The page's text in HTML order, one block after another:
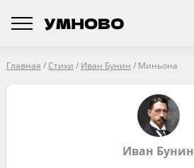
Главная /Стихи / Иван Бунин / Миньона
Иван Бунин